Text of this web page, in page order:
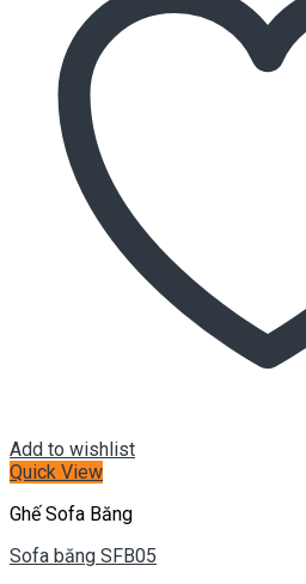
Add to wishlist
Quick View
Ghế Sofa Băng
Sofa băng SFB05